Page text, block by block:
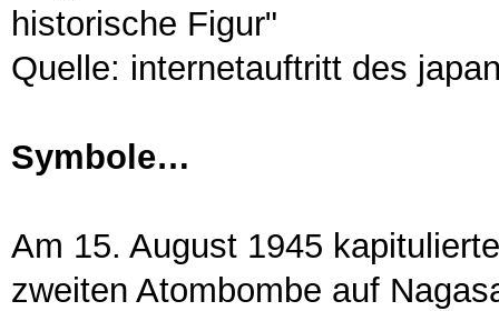
historische Figur"
Quelle: internetauftritt des
Symbole…
Am 15. August 1945
zweiten Atombombe auf